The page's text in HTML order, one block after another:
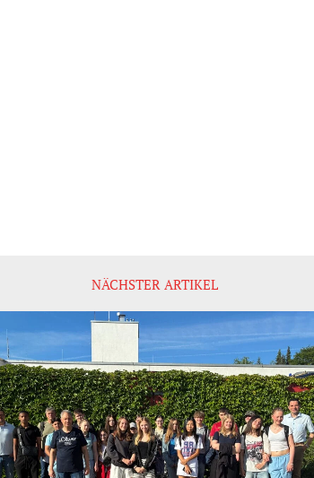
NÄCHSTER ARTIKEL